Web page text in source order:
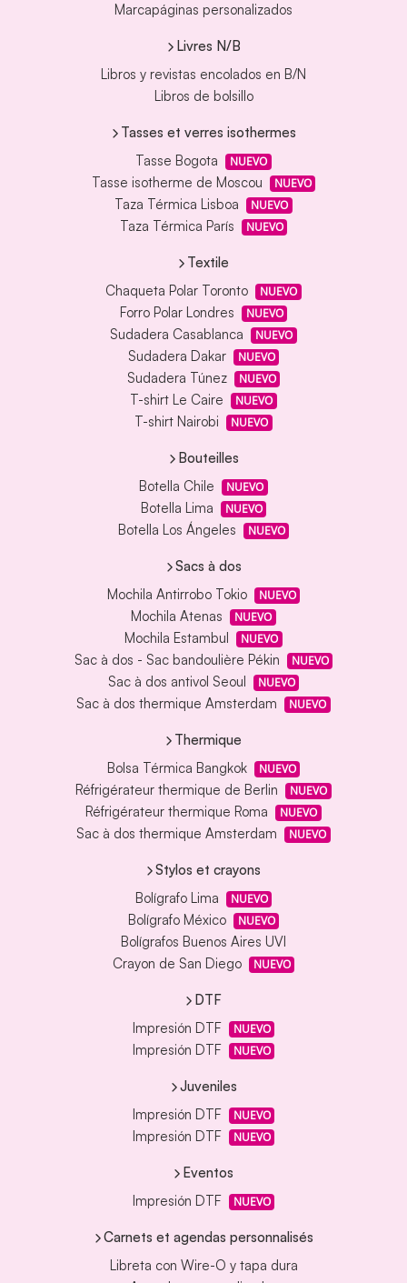
Marcapáginas personalizados
Livres N/B
Libros y revistas encolados en B/N
Libros de bolsillo
Tasses et verres isothermes
Tasse Bogota
NUEVO
Tasse isotherme de Moscou NUEVO
Taza Térmica Lisboa NUEVO
Taza Térmica París NUEVO
Textile
Chaqueta Polar Toronto
NUEVO
Forro Polar Londres NUEVO
Sudadera Casablanca NUEVO
Sudadera Dakar NUEVO
Sudadera Túnez NUEVO
T-shirt Le Caire NUEVO
T-shirt Nairobi NUEVO
Bouteilles
Botella Chile
NUEVO
Botella Lima NUEVO
Botella Los Ángeles NUEVO
Sacs à dos
Mochila Antirrobo Tokio
NUEVO
Mochila Atenas NUEVO
Mochila Estambul NUEVO
Sac à dos - Sac bandoulière Pékin NUEVO
Sac à dos antivol Seoul NUEVO
Sac à dos thermique Amsterdam NUEVO
Thermique
Bolsa Térmica Bangkok
NUEVO
Réfrigérateur thermique de Berlin NUEVO
Réfrigérateur thermique Roma NUEVO
Sac à dos thermique Amsterdam NUEVO
Stylos et crayons
Bolígrafo Lima
NUEVO
Bolígrafo México NUEVO
Bolígrafos Buenos Aires UVI
Crayon de San Diego
NUEVO
DTF
Impresión DTF
NUEVO
Impresión DTF NUEVO
Juveniles
Impresión DTF
NUEVO
Impresión DTF NUEVO
Eventos
Impresión DTF
NUEVO
Carnets et agendas personnalisés
Libreta con Wire-O y tapa dura